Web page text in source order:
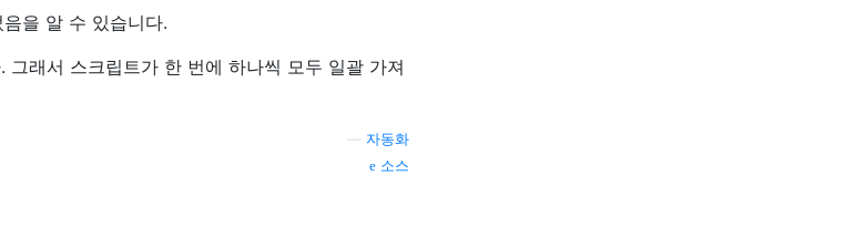
을 알 수 있습니다.
래서 스크립트가 한 번에 하나씩 모두 일괄 가져
자동화
소스